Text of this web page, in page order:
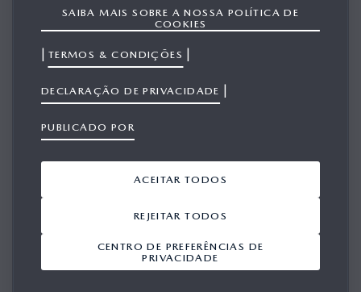
MATERIAIS
RELACIONADOS
Mostrar 1-10 a partir de 76
VIEWPORT
Mazda HAZUMI
Genebra.• Dinâmico
Mazda HAZUMI to
debut at Geneva
Motor Show
SAIBA MAIS SOBRE A NOSSA POLÍTICA DE
COOKIES
| TERMOS & CONDIÇÕES |
DECLARAÇÃO DE PRIVACIDADE |
PUBLICADO POR
CENTRO DE PREFERÊNCIAS DE
PRIVACIDADE
REJEITAR TODOS
ACEITAR TODOS